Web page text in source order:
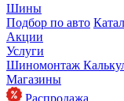
Шины
Подбор по авто
Акции
Услуги
Шиномонтаж
Магазины
Распродажа